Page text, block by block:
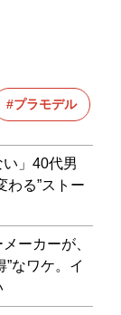
プラモデル
い」40代男
わる”ストー
ーカーが、
なワケ。イ